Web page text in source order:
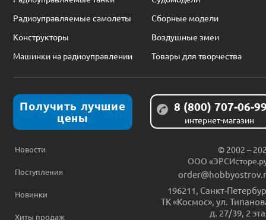
Радиоуправляемые самолеты
Сборные модели
Конструкторы
Воздушные змеи
Машинки на радиоуправлении
Товары для творчества
Получить лучшие
цены
8 (800) 707-06-
интернет-магазин
Новости
Поступления
Новинки
Хиты продаж
© 2002 –
ООО
196211 Санкт-
ТК «Космос», ул.
д. 27/39, 2